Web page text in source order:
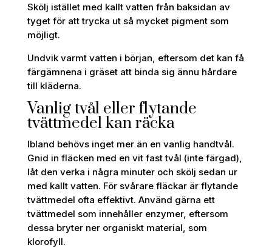
Skölj istället med kallt vatten från baksidan av
tyget för att trycka ut så mycket pigment som
möjligt.
Undvik varmt vatten i början, eftersom det kan få
färgämnena i gräset att binda sig ännu hårdare
till kläderna.
Vanlig tvål eller flytande
tvättmedel kan räcka
Ibland behövs inget mer än en vanlig handtvål.
Gnid in fläcken med en vit fast tvål (inte färgad),
låt den verka i några minuter och skölj sedan ur
med kallt vatten. För svårare fläckar är flytande
tvättmedel ofta effektivt. Använd gärna ett
tvättmedel som innehåller enzymer, eftersom
dessa bryter ner organiskt material, som
klorofyll.